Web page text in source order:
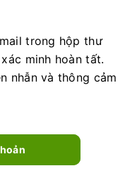
trong hộp thư
minh hoàn tất.
nhẫn và thông cảm